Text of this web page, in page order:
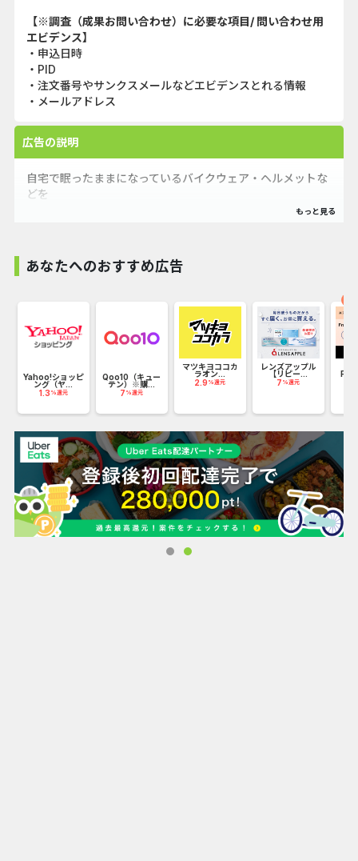
【※調査（成果お問い合わせ）に必要な項目/ 問い合わせ用
エビデンス】
・申込日時
・PID
・注文番号やサンクスメールなどエビデンスとれる情報
・メールアドレス
広告の説明
自宅で眠ったままになっているバイクウェア・ヘルメットな
どを
毎月多くの買取お申し込みを頂き買取成約率は98%以上と高
また、バイクウェア買取の専門スタッフがしっかりと査定さ
(2)自宅に届いた宅配キットに売りたい品物を詰めてご返送
下さい。
(3)査定結果をメールにてお知らせ
(4)お買取成立後にご指定の口座にお振込み
コロナの影響もあり、非対面の宅配買取サービスには
あなたへのおすすめ広告
Yahoo!ショッピ
ング（ヤ...
1.3 %還元
Qoo10（キュー
テン）※購...
7 %還元
マツキヨココカ
ラオン...
2.9 %還元
レンズアップル
【リピー...
7 %還元